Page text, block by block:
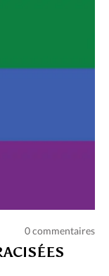
0 commentaires